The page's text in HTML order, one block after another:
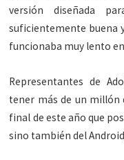
versión diseñada
suficientemente buena
funcionaba muy lento
Representantes de
tener más de un millón
final de este año que
sino también del